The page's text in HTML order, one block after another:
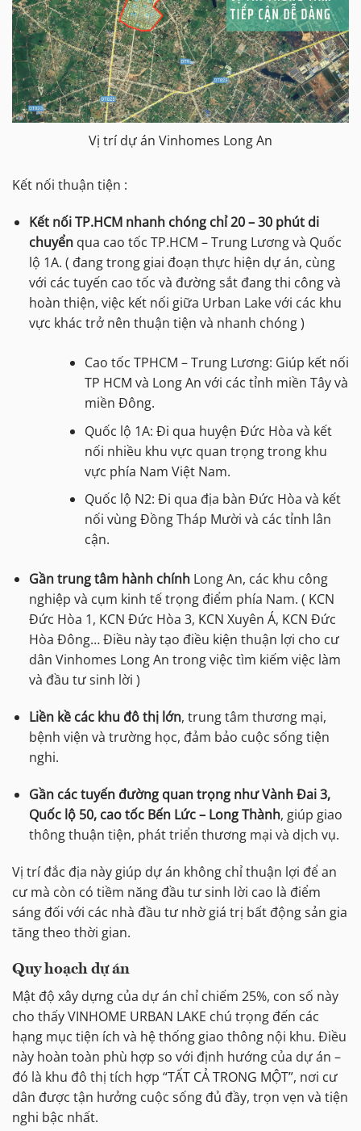
Vị trí dự án Vinhomes Long An
Kết nối thuận tiện :
Kết nối TP.HCM nhanh chóng chỉ 20 – 30 phút di
chuyểnqua cao tốc TP.HCM – Trung Lương và Quốc
lộ 1A. ( đang trong giai đoạn thực hiện dự án, cùng
với các tuyến cao tốc và đường sắt đang thi công và
hoàn thiện, việc kết nối giữa Urban Lake với các khu
vực khác trở nên thuận tiện và nhanh chóng )
Cao tốc TPHCM – Trung Lương: Giúp kết nối
TP HCM và Long An với các tỉnh miền Tây và
miền Đông.
Quốc lộ 1A: Đi qua huyện Đức Hòa và kết
nối nhiều khu vực quan trọng trong khu
vực phía Nam Việt Nam.
Quốc lộ N2: Đi qua địa bàn Đức Hòa và kết
nối vùng Đồng Tháp Mười và các tỉnh lân
cận.
Gần trung tâm hành chínhLong An, các khu công
nghiệp và cụm kinh tế trọng điểm phía Nam. ( KCN
Đức Hòa 1, KCN Đức Hòa 3, KCN Xuyên Á, KCN Đức
Hòa Đông… Điều này tạo điều kiện thuận lợi cho cư
dân Vinhomes Long An trong việc tìm kiếm việc làm
và đầu tư sinh lời )
Liền kề các khu đô thị lớn, trung tâm thương mại,
bệnh viện và trường học, đảm bảo cuộc sống tiện
nghi.
Gần các tuyến đường quan trọng như Vành Đai 3,
Quốc lộ 50, cao tốc Bến Lức – Long Thành, giúp giao
thông thuận tiện, phát triển thương mại và dịch vụ.
Vị trí đắc địa này giúp dự án không chỉ thuận lợi để an
cư mà còn có tiềm năng đầu tư sinh lời cao là điểm
sáng đối với các nhà đầu tư nhờ giá trị bất động sản gia
tăng theo thời gian.
Quy hoạch dự án
Mật độ xây dựng của dự án chỉ chiếm 25%, con số này
cho thấy VINHOME URBAN LAKE chú trọng đến các
hạng mục tiện ích và hệ thống giao thông nội khu. Điều
này hoàn toàn phù hợp so với định hướng của dự án –
đó là khu đô thị tích hợp “TẤT CẢ TRONG MỘT”, nơi cư
dân được tận hưởng cuộc sống đủ đầy, trọn vẹn và tiện
nghi bậc nhất.